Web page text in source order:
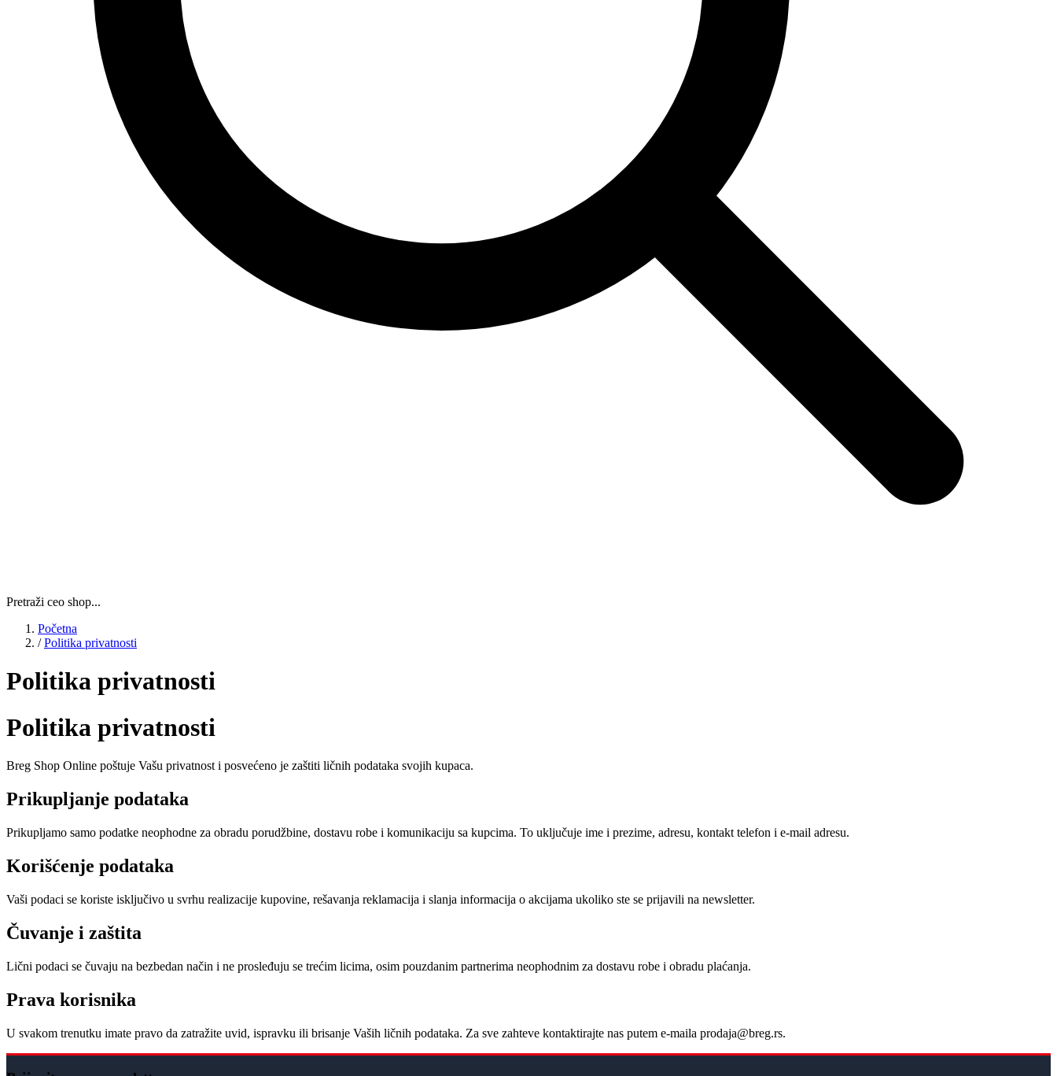
Pretraži ceo shop...
Početna
/ Politika privatnosti
Politika privatnosti
Politika privatnosti
Breg Shop Online poštuje Vašu privatnost i posvećeno je zaštiti ličnih podataka svojih kupaca.
Prikupljanje podataka
Prikupljamo samo podatke neophodne za obradu porudžbine, dostavu robe i komunikaciju sa kupcima. To uključuje ime i prezime, adresu, kontakt telefon i e-mail adresu.
Korišćenje podataka
Vaši podaci se koriste isključivo u svrhu realizacije kupovine, rešavanja reklamacija i slanja informacija o akcijama ukoliko ste se prijavili na newsletter.
Čuvanje i zaštita
Lični podaci se čuvaju na bezbedan način i ne prosleđuju se trećim licima, osim pouzdanim partnerima neophodnim za dostavu robe i obradu plaćanja.
Prava korisnika
U svakom trenutku imate pravo da zatražite uvid, ispravku ili brisanje Vaših ličnih podataka. Za sve zahteve kontaktirajte nas putem e-maila prodaja@breg.rs.